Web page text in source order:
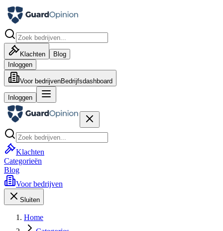
Klachten
Blog
Inloggen
Voor bedrijvenBedrijfsdashboard
Inloggen
Klachten
Categorieën
Blog
Voor bedrijven
Sluiten
Home